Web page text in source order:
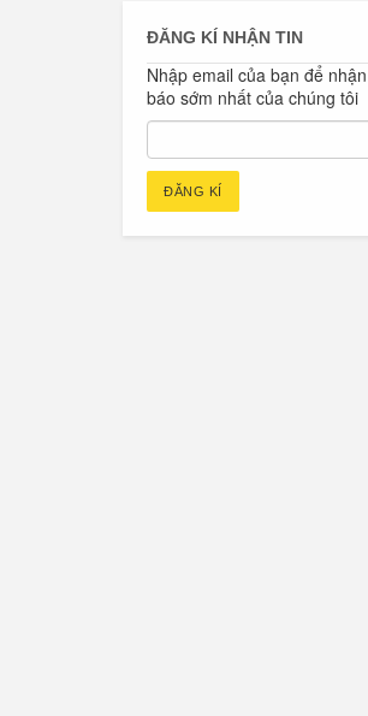
ĐĂNG KÍ NHẬN TIN
Nhập email của bạn để
báo sớm nhất của chúng tôi